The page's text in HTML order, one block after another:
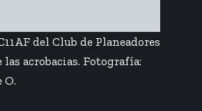
del Club de Planeadores
las acrobacias. Fotografía:
O.